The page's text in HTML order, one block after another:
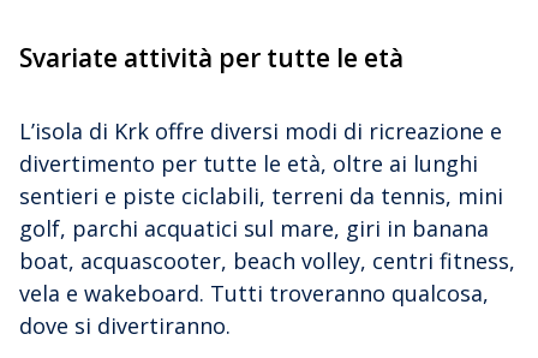
Svariate attività per tutte le età
L’isola di Krk offre diversi modi di ricreazione e
divertimento per tutte le età, oltre ai lunghi
sentieri e piste ciclabili, terreni da tennis, mini
golf, parchi acquatici sul mare, giri in banana
boat, acquascooter, beach volley, centri fitness,
vela e wakeboard. Tutti troveranno qualcosa,
dove si divertiranno.